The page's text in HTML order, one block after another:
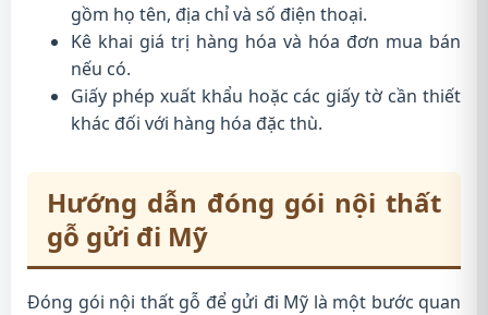
gồm họ tên, địa chỉ và số điện thoại.
Kê khai giá trị hàng hóa và hóa đơn mua bán
nếu có.
Giấy phép xuất khẩu hoặc các giấy tờ cần thiết
khác đối với hàng hóa đặc thù.
Hướng dẫn đóng gói nội thất
gỗ gửi đi Mỹ
Đóng gói nội thất gỗ để gửi đi Mỹ là một bước quan